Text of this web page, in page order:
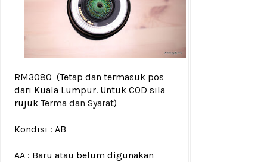
RM3080 (Tetap dan termasuk pos
dari Kuala Lumpur. Untuk COD sila
rujuk Terma dan Syarat)
Kondisi : AB
AA : Baru atau belum digunakan